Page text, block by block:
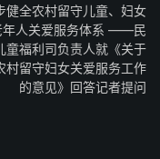
健全农村留守儿童、妇女
年人关爱服务体系 ——民
童福利司负责人就《关于
村留守妇女关爱服务工作
的意见》回答记者提问